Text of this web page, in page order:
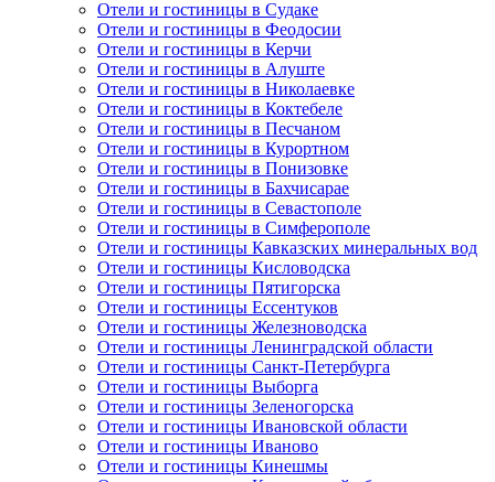
Отели и гостиницы в Судаке
Отели и гостиницы в Феодосии
Отели и гостиницы в Керчи
Отели и гостиницы в Алуште
Отели и гостиницы в Николаевке
Отели и гостиницы в Коктебеле
Отели и гостиницы в Песчаном
Отели и гостиницы в Курортном
Отели и гостиницы в Понизовке
Отели и гостиницы в Бахчисарае
Отели и гостиницы в Севастополе
Отели и гостиницы в Симферополе
Отели и гостиницы Кавказских минеральных вод
Отели и гостиницы Кисловодска
Отели и гостиницы Пятигорска
Отели и гостиницы Ессентуков
Отели и гостиницы Железноводска
Отели и гостиницы Ленинградской области
Отели и гостиницы Санкт-Петербурга
Отели и гостиницы Выборга
Отели и гостиницы Зеленогорска
Отели и гостиницы Ивановской области
Отели и гостиницы Иваново
Отели и гостиницы Кинешмы